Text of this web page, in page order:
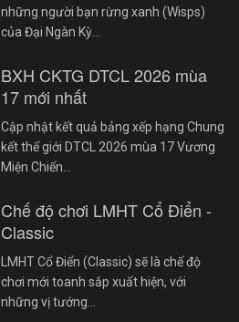
những người bạn rừng xanh (Wisps)
của Đại Ngàn Kỳ…
BXH CKTG DTCL 2026 mùa
17 mới nhất
Cập nhật kết quả bảng xếp hạng Chung
kết thế giới DTCL 2026 mùa 17 Vương
Miện Chiến…
Chế độ chơi LMHT Cổ Điển -
Classic
LMHT Cổ Điển (Classic) sẽ là chế độ
chơi mới toanh sắp xuất hiện, với
những vị tướng…